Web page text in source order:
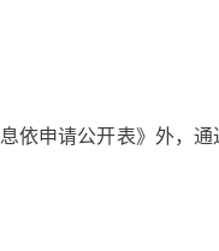
依申请公开表》外，